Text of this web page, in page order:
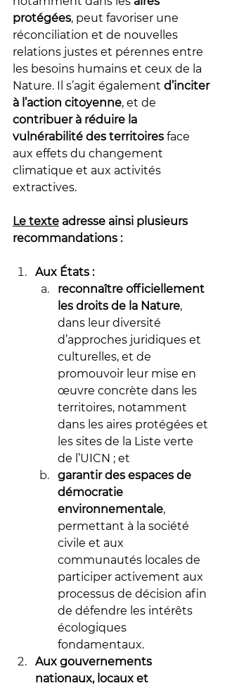
protégées, peut favoriser une
réconciliation et de nouvelles
relations justes et pérennes entre
les besoins humains et ceux de la
Nature. Il s’agit également d’inciter
à l’action citoyenne, et de
contribuer à réduire la
vulnérabilité des territoires face
aux effets du changement
climatique et aux activités
extractives.
Le texte adresse ainsi plusieurs
recommandations :
Aux États :
reconnaître officiellement
les droits de la Nature,
dans leur diversité
d’approches juridiques et
culturelles, et de
promouvoir leur mise en
œuvre concrète dans les
territoires, notamment
dans les aires protégées et
les sites de la Liste verte
de l’UICN ; et
garantir des espaces de
démocratie
environnementale,
permettant à la société
civile et aux
communautés locales de
participer activement aux
processus de décision afin
de défendre les intérêts
écologiques
fondamentaux.
Aux gouvernements
nationaux, locaux et